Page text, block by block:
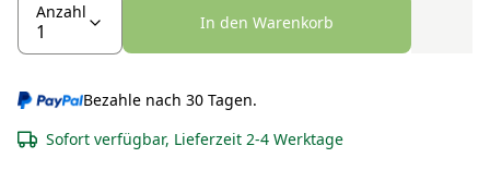
Anzahl
In den Warenkorb
Bezahle nach 30 Tagen.
Sofort verfügbar, Lieferzeit 2-4 Werktage